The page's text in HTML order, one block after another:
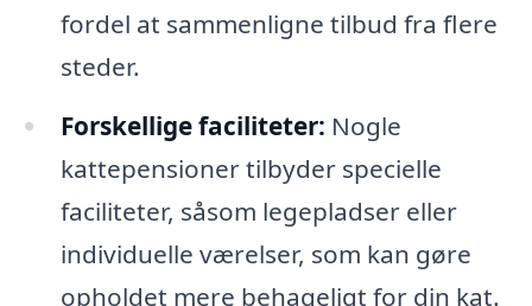
fordel at sammenligne tilbud fra flere
steder.
Forskellige faciliteter: Nogle
kattepensioner tilbyder specielle
faciliteter, såsom legepladser eller
individuelle værelser, som kan gøre
opholdet mere behageligt for din kat.